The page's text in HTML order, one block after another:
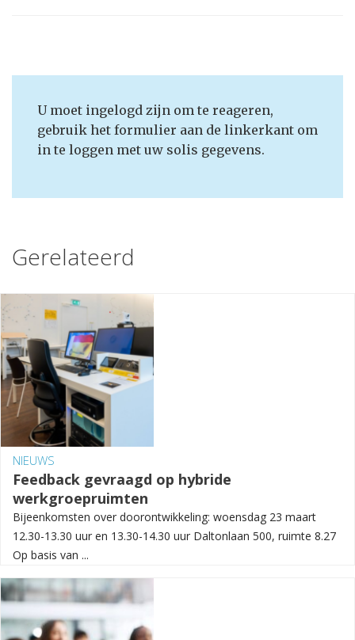
U moet ingelogd zijn om te reageren,
gebruik het formulier aan de linkerkant om
in te loggen met uw solis gegevens.
Gerelateerd
NIEUWS
Feedback gevraagd op hybride
werkgroepruimten
Bijeenkomsten over doorontwikkeling: woensdag 23 maart
12.30-13.30 uur en 13.30-14.30 uur Daltonlaan 500, ruimte 8.27
Op basis van ...